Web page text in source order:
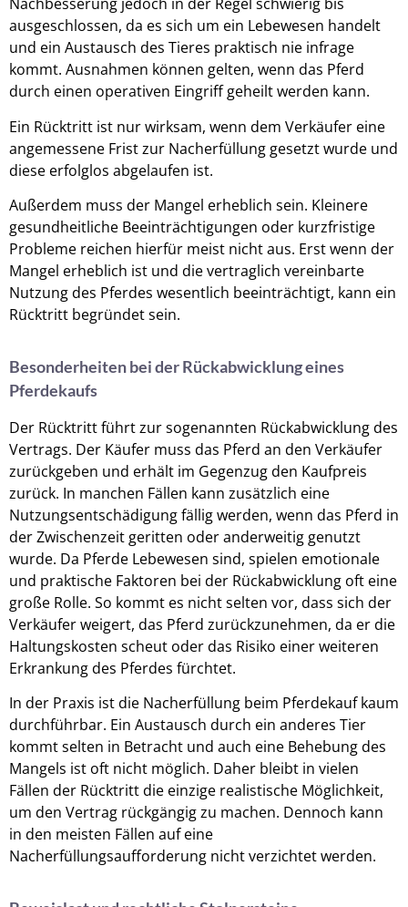
ausgeschlossen, da es sich um ein Lebewesen handelt
und ein Austausch des Tieres praktisch nie infrage
kommt. Ausnahmen können gelten, wenn das Pferd
durch einen operativen Eingriff geheilt werden kann.
Ein Rücktritt ist nur wirksam, wenn dem Verkäufer eine
angemessene Frist zur Nacherfüllung gesetzt wurde und
diese erfolglos abgelaufen ist.
Außerdem muss der Mangel erheblich sein. Kleinere
gesundheitliche Beeinträchtigungen oder kurzfristige
Probleme reichen hierfür meist nicht aus. Erst wenn der
Mangel erheblich ist und die vertraglich vereinbarte
Nutzung des Pferdes wesentlich beeinträchtigt, kann ein
Rücktritt begründet sein.
Besonderheiten bei der Rückabwicklung eines
Pferdekaufs
Der Rücktritt führt zur sogenannten Rückabwicklung des
Vertrags. Der Käufer muss das Pferd an den Verkäufer
zurückgeben und erhält im Gegenzug den Kaufpreis
zurück. In manchen Fällen kann zusätzlich eine
Nutzungsentschädigung fällig werden, wenn das Pferd in
der Zwischenzeit geritten oder anderweitig genutzt
wurde. Da Pferde Lebewesen sind, spielen emotionale
und praktische Faktoren bei der Rückabwicklung oft eine
große Rolle. So kommt es nicht selten vor, dass sich der
Verkäufer weigert, das Pferd zurückzunehmen, da er die
Haltungskosten scheut oder das Risiko einer weiteren
Erkrankung des Pferdes fürchtet.
In der Praxis ist die Nacherfüllung beim Pferdekauf kaum
durchführbar. Ein Austausch durch ein anderes Tier
kommt selten in Betracht und auch eine Behebung des
Mangels ist oft nicht möglich. Daher bleibt in vielen
Fällen der Rücktritt die einzige realistische Möglichkeit,
um den Vertrag rückgängig zu machen. Dennoch kann
in den meisten Fällen auf eine
Nacherfüllungsaufforderung nicht verzichtet werden.